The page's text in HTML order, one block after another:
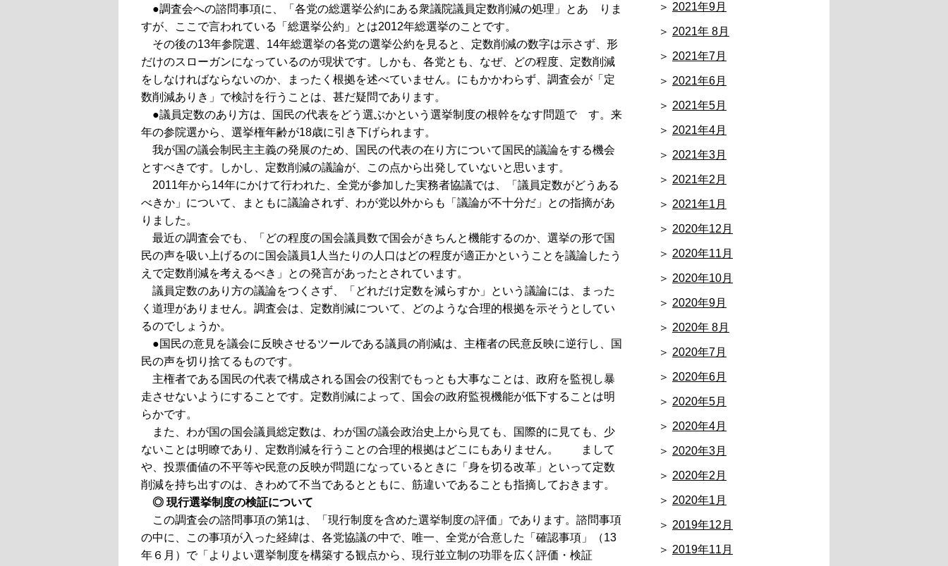
●調査会への諮問事項に、「各党の総選挙公約にある衆議院議員定数削減の処理」とあ りま
すが、ここで言われている「総選挙公約」とは2012年総選挙のことです。
その後の13年参院選、14年総選挙の各党の選挙公約を見ると、定数削減の数字は示さず、形
だけのスローガンになっているのが現状です。しかも、各党とも、なぜ、どの程度、定数削減
をしなければならないのか、まったく根拠を述べていません。にもかかわらず、調査会が「定
数削減ありき」で検討を行うことは、甚だ疑問であります。
●議員定数のあり方は、国民の代表をどう選ぶかという選挙制度の根幹をなす問題で す。来
年の参院選から、選挙権年齢が18歳に引き下げられます。
我が国の議会制民主主義の発展のため、国民の代表の在り方について国民的議論をする機会
とすべきです。しかし、定数削減の議論が、この点から出発していないと思います。
2011年から14年にかけて行われた、全党が参加した実務者協議では、「議員定数がどうある
べきか」について、まともに議論されず、わが党以外からも「議論が不十分だ」との指摘があ
りました。
最近の調査会でも、「どの程度の国会議員数で国会がきちんと機能するのか、選挙の形で国
民の声を吸い上げるのに国会議員1人当たりの人口はどの程度が適正かということを議論したう
えで定数削減を考えるべき」との発言があったとされています。
議員定数のあり方の議論をつくさず、「どれだけ定数を減らすか」という議論には、まった
く道理がありません。調査会は、定数削減について、どのような合理的根拠を示そうとしてい
るのでしょうか。
●国民の意見を議会に反映させるツールである議員の削減は、主権者の民意反映に逆行し、国
民の声を切り捨てるものです。
主権者である国民の代表で構成される国会の役割でもっとも大事なことは、政府を監視し暴
走させないようにすることです。定数削減によって、国会の政府監視機能が低下することは明
らかです。
また、わが国の国会議員総定数は、わが国の議会政治史上から見ても、国際的に見ても、少
ないことは明瞭であり、定数削減を行うことの合理的根拠はどこにもありません。 まして
や、投票価値の不平等や民意の反映が問題になっているときに「身を切る改革」といって定数
削減を持ち出すのは、きわめて不当であるとともに、筋違いであることも指摘しておきます。
◎ 現行選挙制度の検証について
この調査会の諮問事項の第1は、「現行制度を含めた選挙制度の評価」であります。諮問事項
の中に、この事項が入った経緯は、各党協議の中で、唯一、全党が合意した「確認事項」（13
年６月）で「よりよい選挙制度を構築する観点から、現行並立制の功罪を広く評価・検証
2021年9月
2021年 8月
2021年7月
2021年6月
2021年5月
2021年4月
2021年3月
2021年2月
2021年1月
2020年12月
2020年11月
2020年10月
2020年9月
2020年 8月
2020年7月
2020年6月
2020年5月
2020年4月
2020年3月
2020年2月
2020年1月
2019年12月
2019年11月